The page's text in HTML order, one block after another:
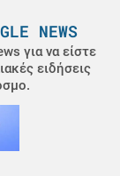
NEWS
για να είστε
ειδήσεις